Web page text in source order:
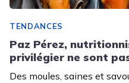
TENDANCES
Paz Pérez,
privilégier ne sont
Des moules, saines et